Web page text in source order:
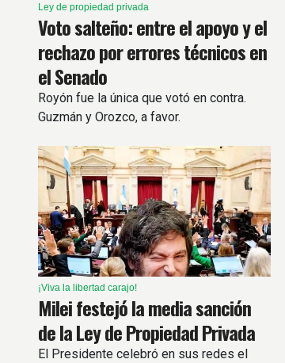
Ley de propiedad privada
Voto salteño: entre el apoyo y el
rechazo por errores técnicos en
el Senado
Royón fue la única que votó en contra.
Guzmán y Orozco, a favor.
¡Viva la libertad carajo!
Milei festejó la media sanción
de la Ley de Propiedad Privada
El Presidente celebró en sus redes el